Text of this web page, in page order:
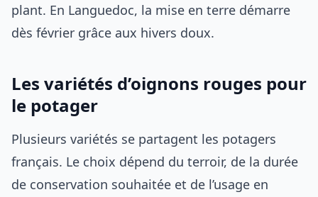
plant. En Languedoc, la mise en terre démarre
dès février grâce aux hivers doux.
Les variétés d’oignons rouges pour
le potager
Plusieurs variétés se partagent les potagers
français. Le choix dépend du terroir, de la durée
de conservation souhaitée et de l’usage en